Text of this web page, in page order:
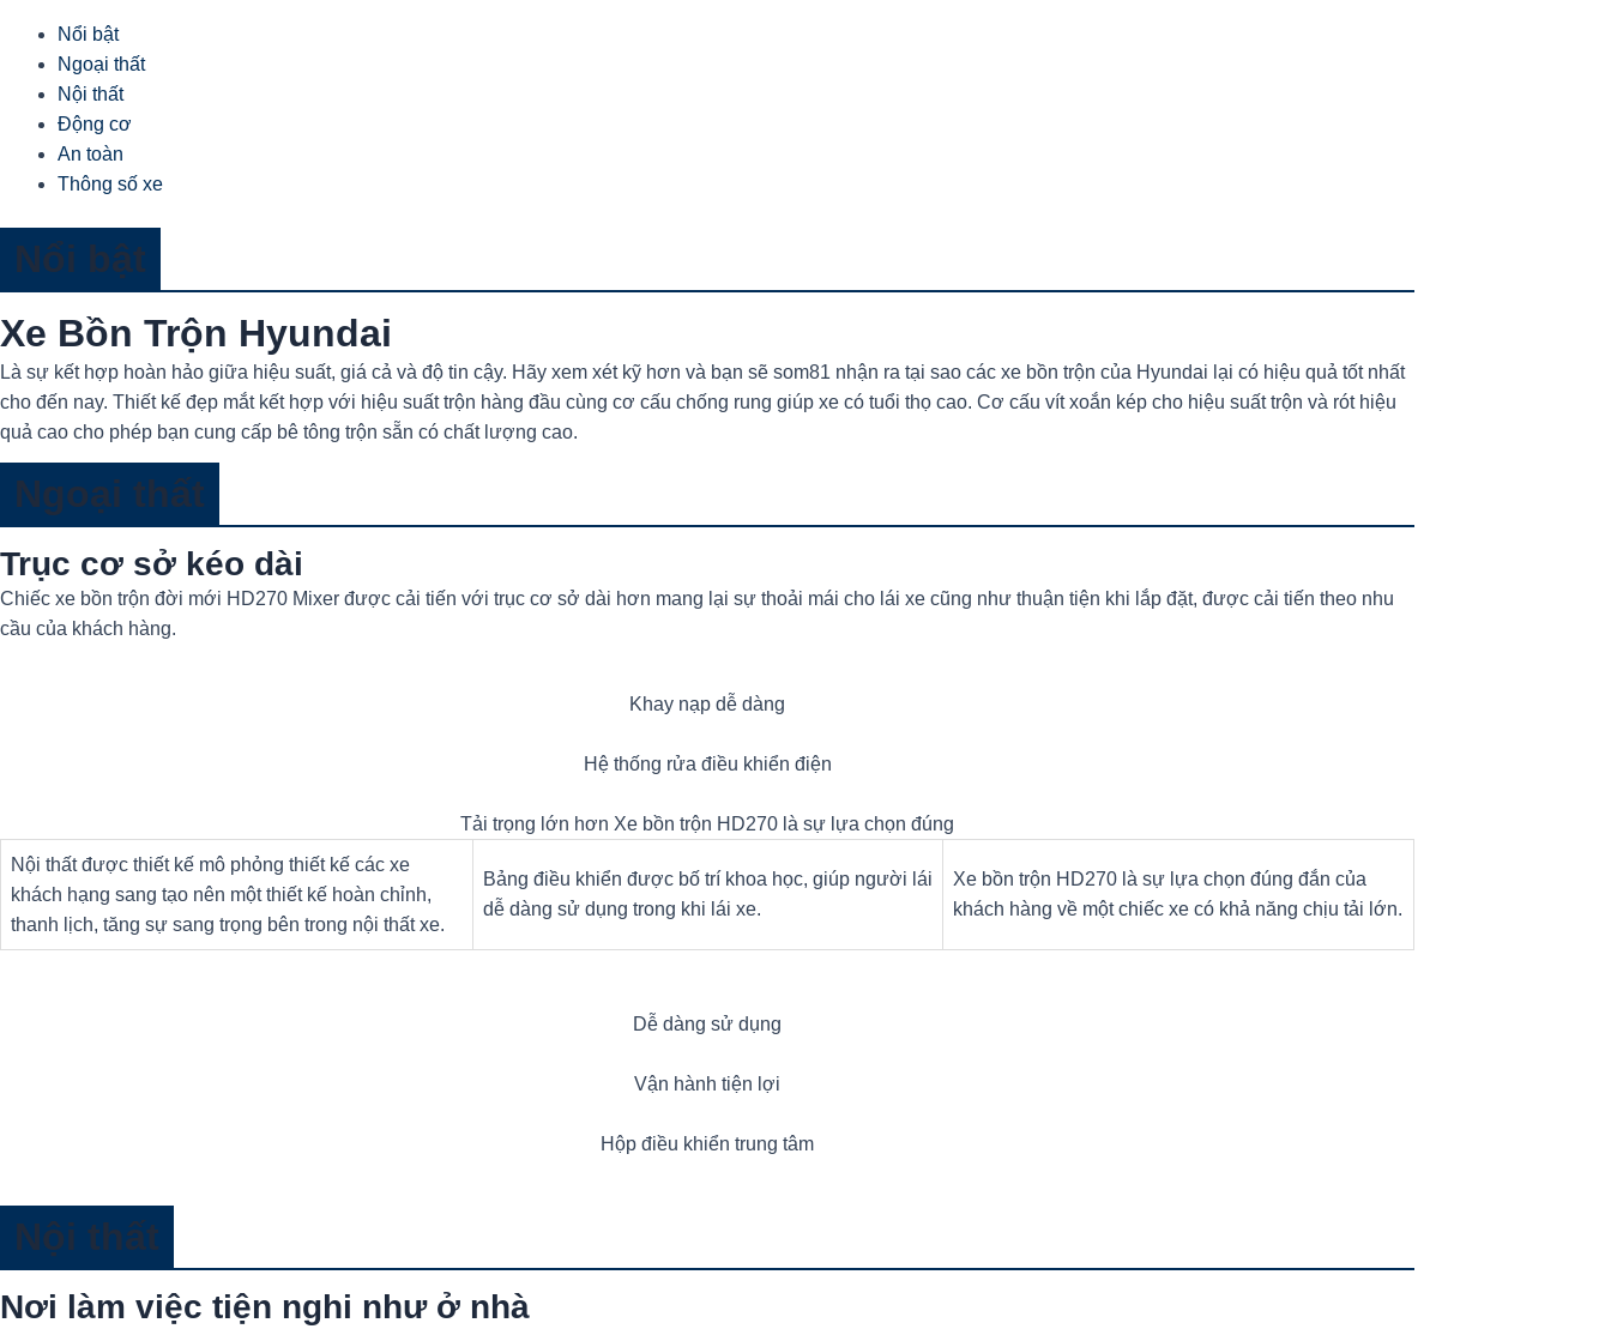
Nổi bật
Ngoại thất
Nội thất
Động cơ
An toàn
Thông số xe
Nổi bật
Xe Bồn Trộn Hyundai
Là sự kết hợp hoàn hảo giữa hiệu suất, giá cả và độ tin cậy. Hãy xem xét kỹ hơn và bạn sẽ som81 nhận ra tại sao các xe bồn trộn của Hyundai lại có hiệu quả tốt nhất
cho đến nay. Thiết kế đẹp mắt kết hợp với hiệu suất trộn hàng đầu cùng cơ cấu chống rung giúp xe có tuổi thọ cao. Cơ cấu vít xoắn kép cho hiệu suất trộn và rót hiệu
quả cao cho phép bạn cung cấp bê tông trộn sẵn có chất lượng cao.
Ngoại thất
Trục cơ sở kéo dài
Chiếc xe bồn trộn đời mới HD270 Mixer được cải tiến với trục cơ sở dài hơn mang lại sự thoải mái cho lái xe cũng như thuận tiện khi lắp đặt, được cải tiến theo nhu
cầu của khách hàng.
Khay nạp dễ dàng
Hệ thống rửa điều khiển điện
Tải trọng lớn hơn Xe bồn trộn HD270 là sự lựa chọn đúng
Nội thất được thiết kế mô phỏng thiết kế các xe
khách hạng sang tạo nên một thiết kế hoàn chỉnh,
thanh lịch, tăng sự sang trọng bên trong nội thất xe.
Bảng điều khiển được bố trí khoa học, giúp người lái
dễ dàng sử dụng trong khi lái xe.
Xe bồn trộn HD270 là sự lựa chọn đúng đắn của
khách hàng về một chiếc xe có khả năng chịu tải lớn.
Dễ dàng sử dụng
Vận hành tiện lợi
Hộp điều khiển trung tâm
Nội thất
Nơi làm việc tiện nghi như ở nhà